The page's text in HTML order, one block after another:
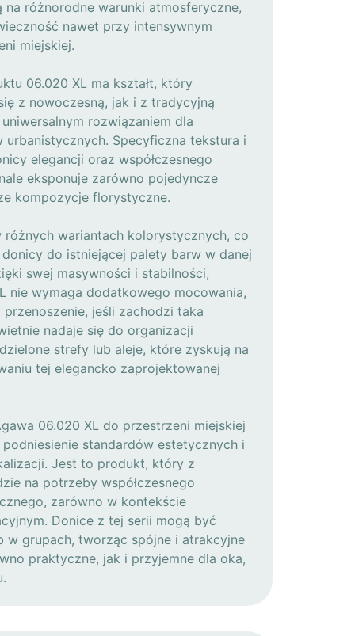
na różnorodne warunki atmosferyczne,
nawet przy intensywnym
miejskiej.
06.020 XL ma kształt, który
z nowoczesną, jak i z tradycyjną
rozwiązaniem dla
Specyficzna tekstura i
elegancji oraz współczesnego
eksponuje zarówno pojedyncze
kompozycje florystyczne.
wariantach kolorystycznych, co
do istniejącej palety barw w danej
swej masywności i stabilności,
nie wymaga dodatkowego mocowania,
przenoszenie, jeśli zachodzi taka
nadaje się do organizacji
strefy lub aleje, które zyskują na
tej elegancko zaprojektowanej
06.020 XL do przestrzeni miejskiej
standardów estetycznych i
Jest to produkt, który z
na potrzeby współczesnego
zarówno w kontekście
Donice z tej serii mogą być
w grupach, tworząc spójne i atrakcyjne
praktyczne, jak i przyjemne dla oka,